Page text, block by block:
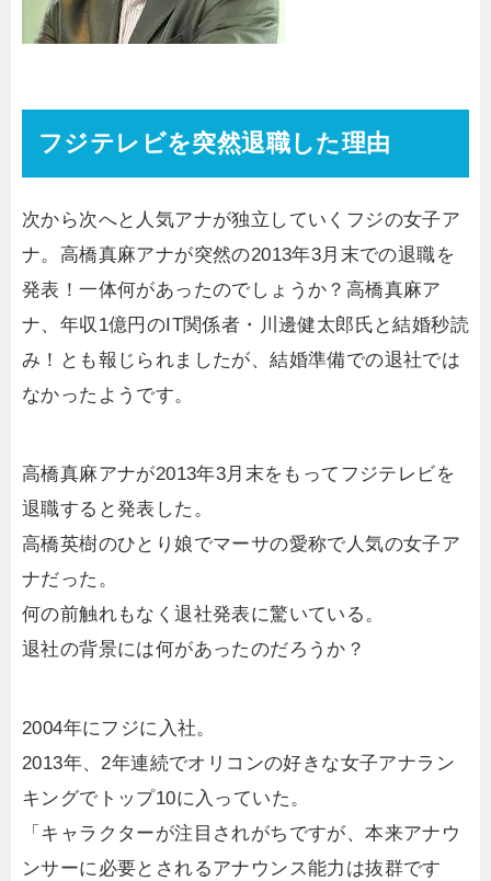
フジテレビを突然退職した理由
次から次へと人気アナが独立していくフジの女子ア
ナ。高橋真麻アナが突然の2013年3月末での退職を
発表！一体何があったのでしょうか？高橋真麻ア
ナ、年収1億円のIT関係者・川邊健太郎氏と結婚秒読
み！とも報じられましたが、結婚準備での退社では
なかったようです。
高橋真麻アナが2013年3月末をもってフジテレビを
退職すると発表した。
高橋英樹のひとり娘でマーサの愛称で人気の女子ア
ナだった。
何の前触れもなく退社発表に驚いている。
退社の背景には何があったのだろうか？
2004年にフジに入社。
2013年、2年連続でオリコンの好きな女子アナラン
キングでトップ10に入っていた。
「キャラクターが注目されがちですが、本来アナウ
ンサーに必要とされるアナウンス能力は抜群です